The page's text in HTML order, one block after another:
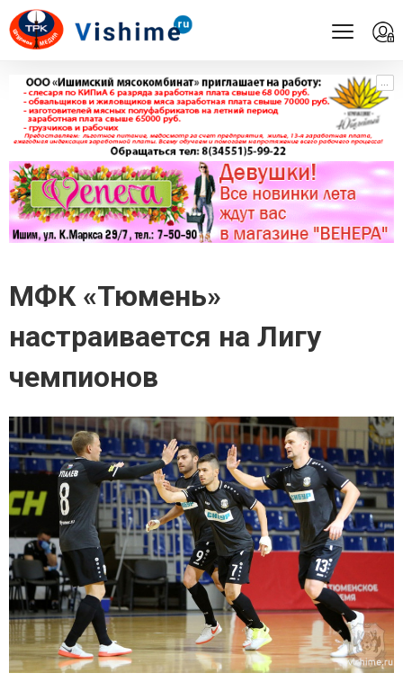
...
...
МФК «Тюмень»
настраивается на Лигу
чемпионов